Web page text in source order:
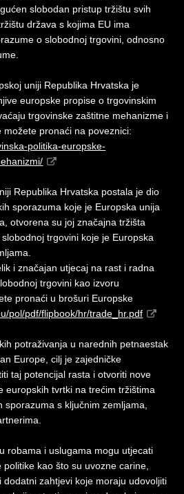
slobodan pristup tržištu svih
država s kojima EU ima
o slobodnoj trgovini, odnosno
uniji Republika Hrvatska je
europske propise o trgovinskim
trgovinske zaštitne mehanizme i
pronaći na poveznici:
politika-europske-
Republika Hrvatska postala je dio
sporazuma koje je Europska unija
otvorena su joj značajna tržišta
trgovini koje je Europska
i značajan utjecaj na rast i radna
trgovini kao izvoru
pronaći u brošuri Europske
pol/pdf/flipbook/hr/trade_hr.pdf
potraživanja u narednih petnaestak
Europe, cilj je zajedničke
taj potencijal rasta i otvoriti nove
europskih tvrtki na trećim tržištima
sporazuma s ključnim zemljama,
robama i uslugama mogu utjecati
kao što su uvozne carine,
dodatni zahtjevi koje moraju udovoljiti